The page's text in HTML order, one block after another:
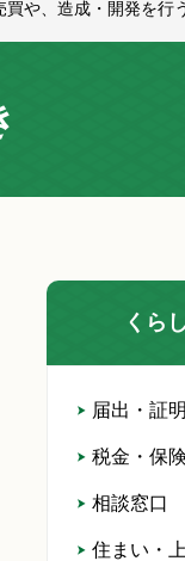
買や、造成・開発を行
くら
届出・証明
税金・保
相談窓口
住まい・